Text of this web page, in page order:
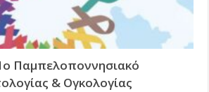
Παμπελοποννησιακό
& Ογκολογίας